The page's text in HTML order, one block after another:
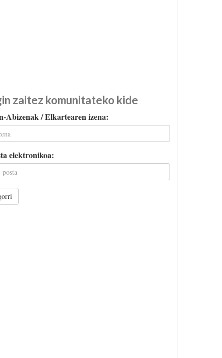
zaitez komunitateko kide
Abizenak / Elkartearen izena:
elektronikoa: